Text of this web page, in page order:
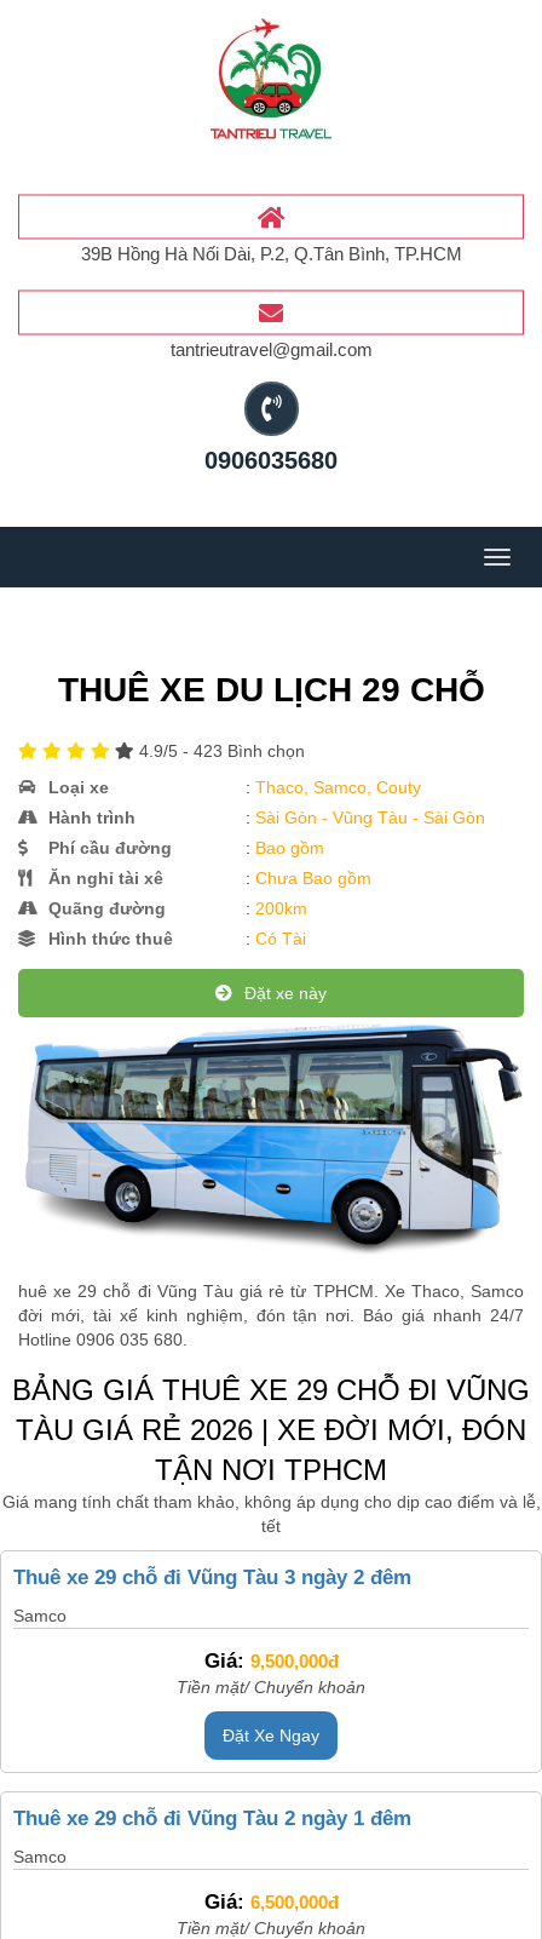
39B Hồng Hà Nối Dài, P.2, Q.Tân Bình, TP.HCM
tantrieutravel@gmail.com
0906035680
Menu
THUÊ XE DU LỊCH 29 CHỖ
4.9/5 - 423 Bình chọn
Loại xe
:Thaco, Samco, Couty
Hành trình
:Sài Gòn - Vũng Tàu - Sài Gòn
Phí cầu đường
: Bao gồm
Ăn nghỉ tài xê
:Chưa Bao gồm
Quãng đường
: 200km
Hình thức thuê
:Có Tài
Đặt xe này
huê xe 29 chỗ đi Vũng Tàu giá rẻ từ TPHCM. Xe Thaco, Samco
đời mới, tài xế kinh nghiệm, đón tận nơi. Báo giá nhanh 24/7
Hotline 0906 035 680.
BẢNG GIÁ THUÊ XE 29 CHỖ ĐI VŨNG
TÀU GIÁ RẺ 2026 | XE ĐỜI MỚI, ĐÓN
TẬN NƠI TPHCM
Giá mang tính chất tham khảo, không áp dụng cho dịp cao điểm và lễ,
tết
Thuê xe 29 chỗ đi Vũng Tàu 3 ngày 2 đêm
Samco
Giá: 9,500,000đ
Tiền mặt/ Chuyển khoản
Đặt Xe Ngay
Thuê xe 29 chỗ đi Vũng Tàu 2 ngày 1 đêm
Samco
Giá: 6,500,000đ
Tiền mặt/ Chuyển khoản